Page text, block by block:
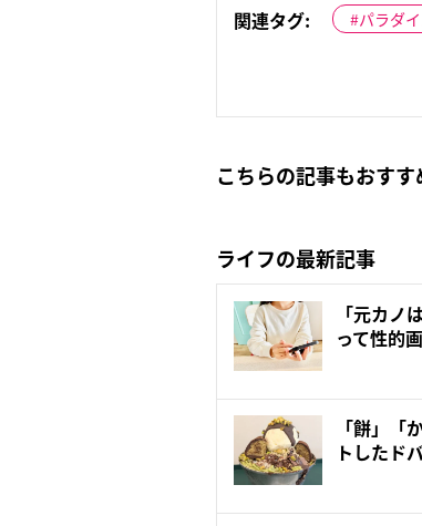
関連タグ: パラダ
こちらの記事もおすす
ライフの最新記事
「元カノ
って性的
「餅」「
トしたド